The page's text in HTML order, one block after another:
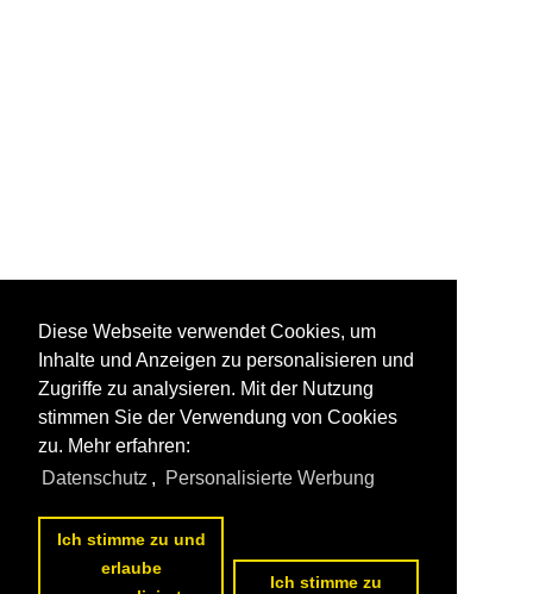
Diese Webseite verwendet Cookies, um
Inhalte und Anzeigen zu personalisieren und
Zugriffe zu analysieren. Mit der Nutzung
stimmen Sie der Verwendung von Cookies
zu. Mehr erfahren:
Datenschutz , Personalisierte Werbung
Ich stimme zu und
erlaube
Ich stimme zu